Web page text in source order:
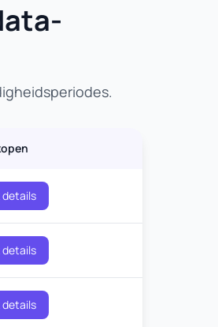
details
details
details